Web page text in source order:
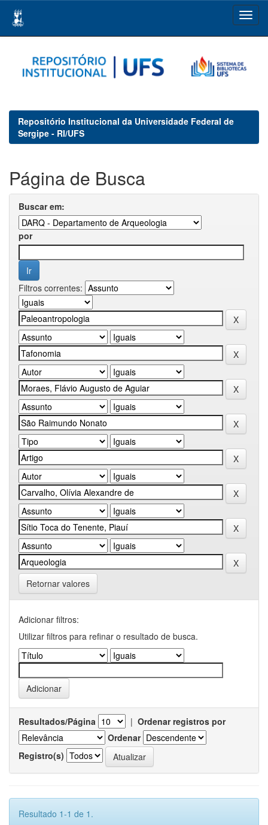
navigation
Repositório Institucional da Universidade Federal de
Sergipe - RI/UFS
Página de Busca
Buscar em:
por
Filtros correntes:
Retornar valores
Adicionar filtros:
Utilizar filtros para refinar o resultado de busca.
Resultados/Página | Ordenar registros por
Ordenar
Registro(s)
Resultado 1-1 de 1.